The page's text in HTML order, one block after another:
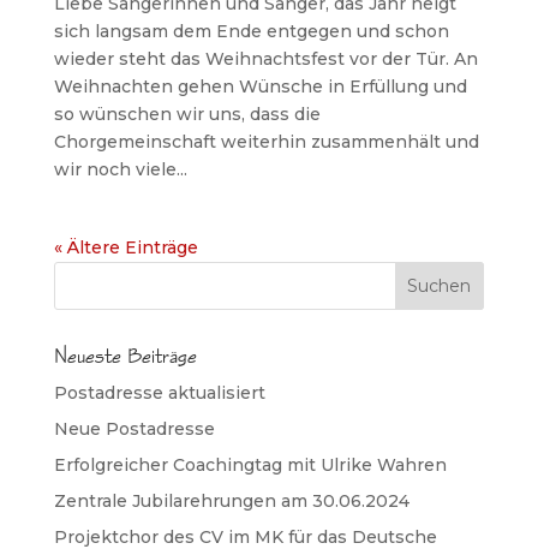
sich langsam dem Ende entgegen und schon
wieder steht das Weihnachtsfest vor der Tür. An
Weihnachten gehen Wünsche in Erfüllung und
so wünschen wir uns, dass die
Chorgemeinschaft weiterhin zusammenhält und
wir noch viele...
« Ältere Einträge
Neueste Beiträge
Postadresse aktualisiert
Neue Postadresse
Erfolgreicher Coachingtag mit Ulrike Wahren
Zentrale Jubilarehrungen am 30.06.2024
Projektchor des CV im MK für das Deutsche